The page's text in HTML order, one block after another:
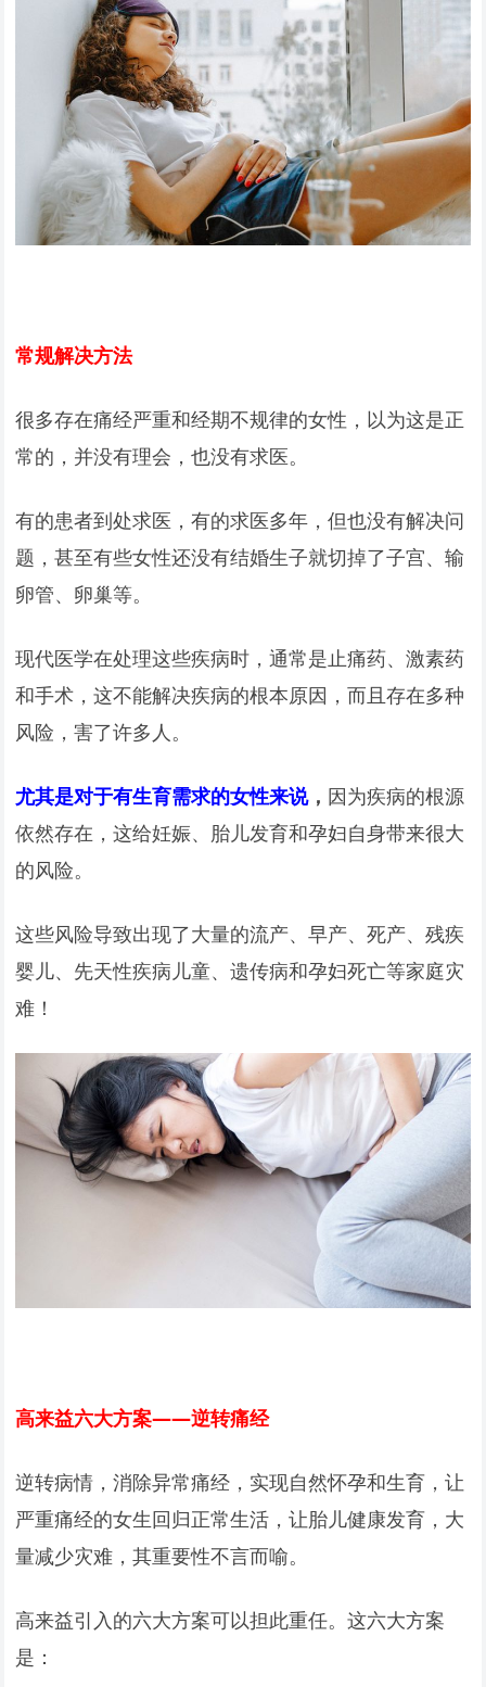
常规解决方法
很多存在痛经严重和经期不规律的女性，以为这是正
常的，并没有理会，也没有求医。
有的患者到处求医，有的求医多年，但也没有解决问
题，甚至有些女性还没有结婚生子就切掉了子宫、输
卵管、卵巢等。
现代医学在处理这些疾病时，通常是止痛药、激素药
和手术，这不能解决疾病的根本原因，而且存在多种
风险，害了许多人。
尤其是对于有生育需求的女性来说， 因为疾病的根源
依然存在，这给妊娠、胎儿发育和孕妇自身带来很大
的风险。
这些风险导致出现了大量的流产、早产、死产、残疾
婴儿、先天性疾病儿童、遗传病和孕妇死亡等家庭灾
难！
高来益六大方案——逆转痛经
逆转病情，消除异常痛经，实现自然怀孕和生育，让
严重痛经的女生回归正常生活，让胎儿健康发育，大
量减少灾难，其重要性不言而喻。
高来益引入的六大方案可以担此重任。这六大方案
是：